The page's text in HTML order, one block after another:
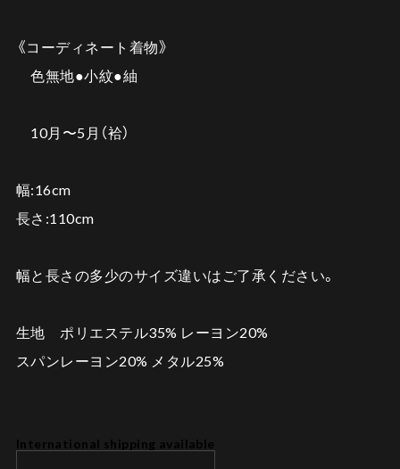
《コーディネート着物》
色無地●小紋●紬
10月〜5月（袷）
幅:16cm
長さ:110cm
幅と長さの多少のサイズ違いはご了承ください。
生地 ポリエステル35% レーヨン20%
スパンレーヨン20% メタル25%
International shipping available